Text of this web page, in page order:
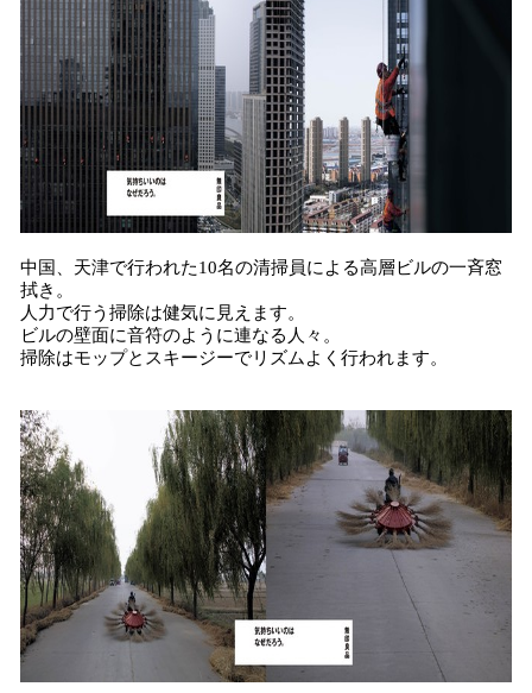
中国、天津で行われた10名の清掃員による高層ビルの一斉窓
拭き。
人力で行う掃除は健気に見えます。
ビルの壁面に音符のように連なる人々。
掃除はモップとスキージーでリズムよく行われます。